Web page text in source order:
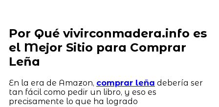
Por Qué vivirconmadera.info es
el Mejor Sitio para Comprar
Leña
En la era de Amazon, comprar leña debería ser
tan fácil como pedir un libro, y eso es
precisamente lo que ha logrado